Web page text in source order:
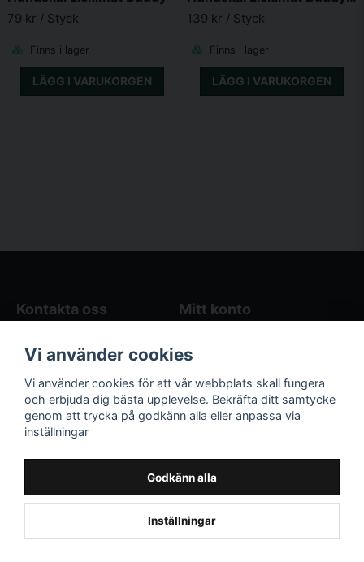
79 kr / Styck
Finns i lager
LÄGG I VARUKORGEN
139 kr / Styck
Finns i lager
LÄGG I VARUKORGEN
Kontakta oss
Butikens öppettider
Kontakta oss
Mitt konto
Registrera dig
Följ oss på sociala
medier!
Våra räkneverktyg
Hönsgårdsräknare
Vi använder cookies
Vi använder cookies för att vår webbplats skall fungera
och erbjuda dig bästa upplevelse. Bekräfta ditt samtycke
genom att trycka på godkänn alla eller anpassa via
inställningar
Godkänn alla
Inställningar